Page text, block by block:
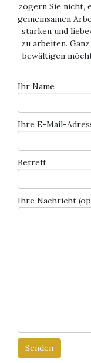
zögern Sie nicht,
gemeinsamen
starken und
zu arbeiten.
bewältigen
Ihr Name
Ihre E-Mail-
Betreff
Ihre Nachricht